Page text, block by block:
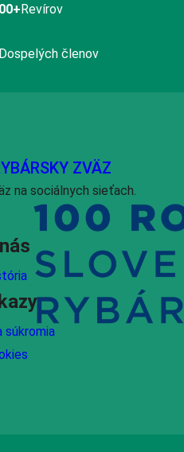
Revírov
Dospelých členov
ZVÄZ
na sociálnych sieťach.
súkromia